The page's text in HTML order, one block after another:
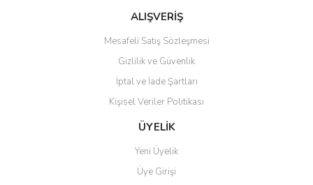
Bu ürüne benzer farklı alternatifler olmalı.
Gönder
ALIŞVERİŞ
Mesafeli Satış Sözleşmesi
Gizlilik ve Güvenlik
İptal ve İade Şartları
Kişisel Veriler Politikası
ÜYELİK
Yeni Üyelik
Üye Girişi